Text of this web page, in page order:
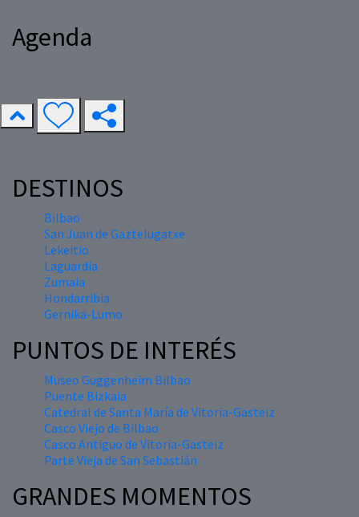
Agenda
DESTINOS
Bilbao
San Juan de Gaztelugatxe
Lekeitio
Laguardia
Zumaia
Hondarribia
Gernika-Lumo
PUNTOS DE INTERÉS
Museo Guggenheim Bilbao
Puente Bizkaia
Catedral de Santa María de Vitoria-Gasteiz
Casco Viejo de Bilbao
Casco Antiguo de Vitoria-Gasteiz
Parte Vieja de San Sebastián
GRANDES MOMENTOS